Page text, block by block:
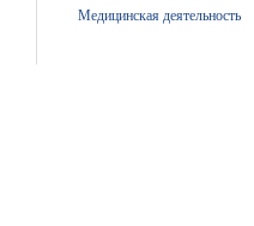
Медицинская деятельность